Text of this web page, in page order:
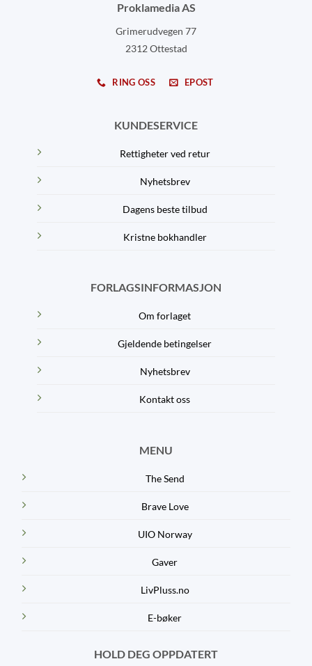
Proklamedia AS
Grimerudvegen 77
2312 Ottestad
RING OSS EPOST
KUNDESERVICE
Rettigheter ved retur
Nyhetsbrev
Dagens beste tilbud
Kristne bokhandler
FORLAGSINFORMASJON
Om forlaget
Gjeldende betingelser
Nyhetsbrev
Kontakt oss
MENU
The Send
Brave Love
UIO Norway
Gaver
LivPluss.no
E-bøker
HOLD DEG OPPDATERT